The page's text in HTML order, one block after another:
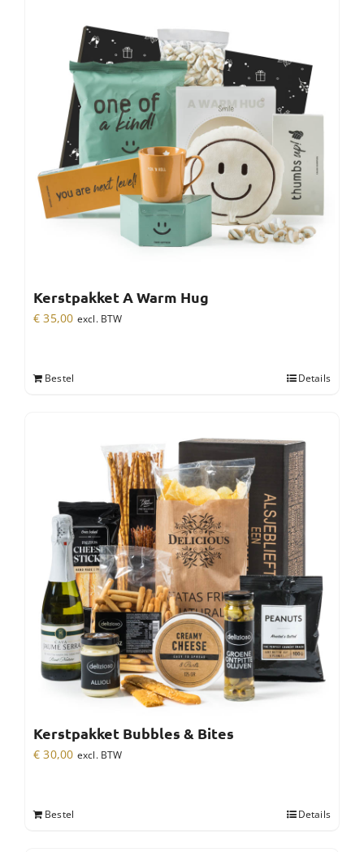
Kerstpakket A Warm Hug
€ 35,00 excl. BTW
Bestel Details
Kerstpakket Bubbles & Bites
€ 30,00 excl. BTW
Bestel Details